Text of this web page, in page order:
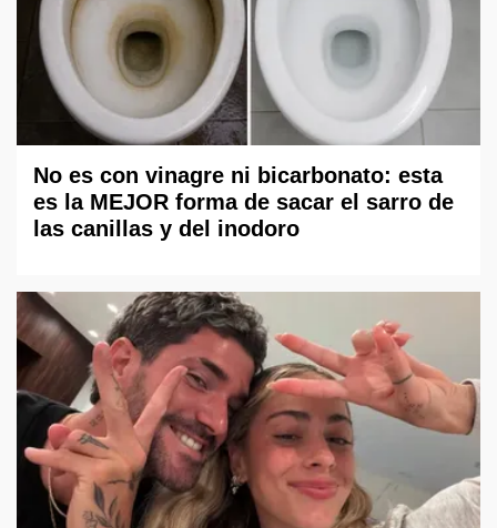
No es con vinagre ni bicarbonato: esta
es la MEJOR forma de sacar el sarro de
las canillas y del inodoro